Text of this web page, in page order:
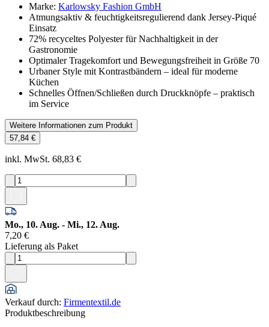
Marke: Karlowsky Fashion GmbH
Atmungsaktiv & feuchtigkeitsregulierend dank Jersey-Piqué
Einsatz
72% recyceltes Polyester für Nachhaltigkeit in der
Gastronomie
Optimaler Tragekomfort und Bewegungsfreiheit in Größe 70
Urbaner Style mit Kontrastbändern – ideal für moderne
Küchen
Schnelles Öffnen/Schließen durch Druckknöpfe – praktisch
im Service
Weitere Informationen zum Produkt
57,84 €
inkl. MwSt. 68,83 €
Mo., 10. Aug. - Mi., 12. Aug.
7,20 €
Lieferung als Paket
Verkauf durch: Firmentextil.de
Produktbeschreibung